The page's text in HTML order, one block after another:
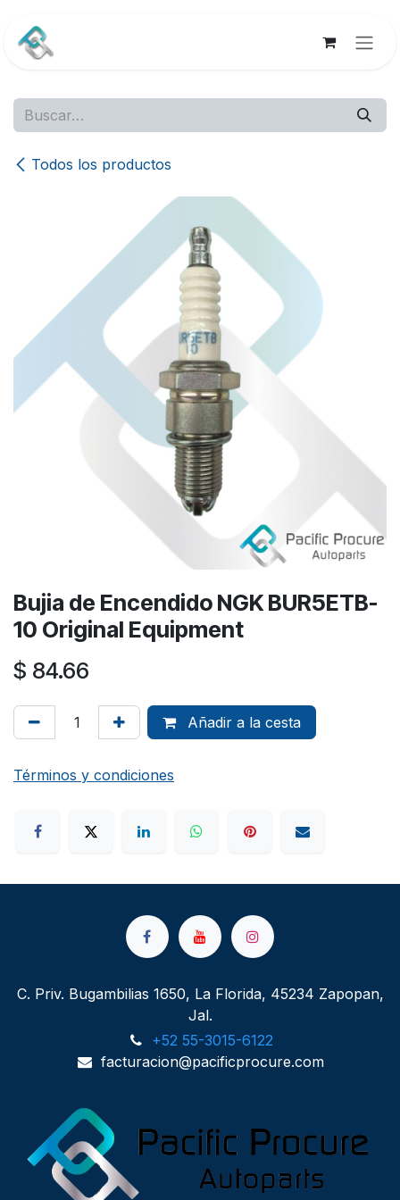
Todos los productos
Bujia de Encendido NGK BUR5ETB-
10 Original Equipment
$ 84.66
Añadir a la cesta
Términos y condiciones
C. Priv. Bugambilias 1650, La Florida, 45234 Zapopan,
Jal.
+52 55-3015-6122
facturacion@pacificprocure.com